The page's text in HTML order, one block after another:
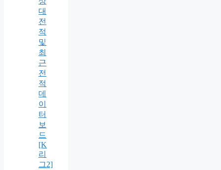
대
전
적
및
최
근
전
적
데
이
터
보
드
[K
리
그2]